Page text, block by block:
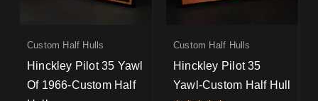
Custom Half Hulls
Hinckley Pilot 35 Yawl
Of 1966-Custom Half
Custom Half Hulls
Hinckley Pilot 35
Yawl-Custom Half Hull